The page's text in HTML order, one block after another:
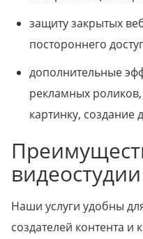
защиту закрытых
постороннего
дополнительные
рекламных
картинку, создание
видеостудии
Наши услуги удобны
создателей контента и